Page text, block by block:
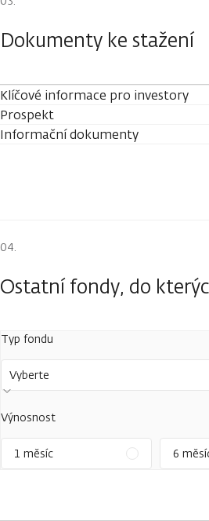
Dokumenty ke stažení
Klíčové informace pro investory
Prospekt
Informační dokumenty
Ostatní fondy, do
Typ fondu
Vyberte
Výnosnost
1 měsíc 6